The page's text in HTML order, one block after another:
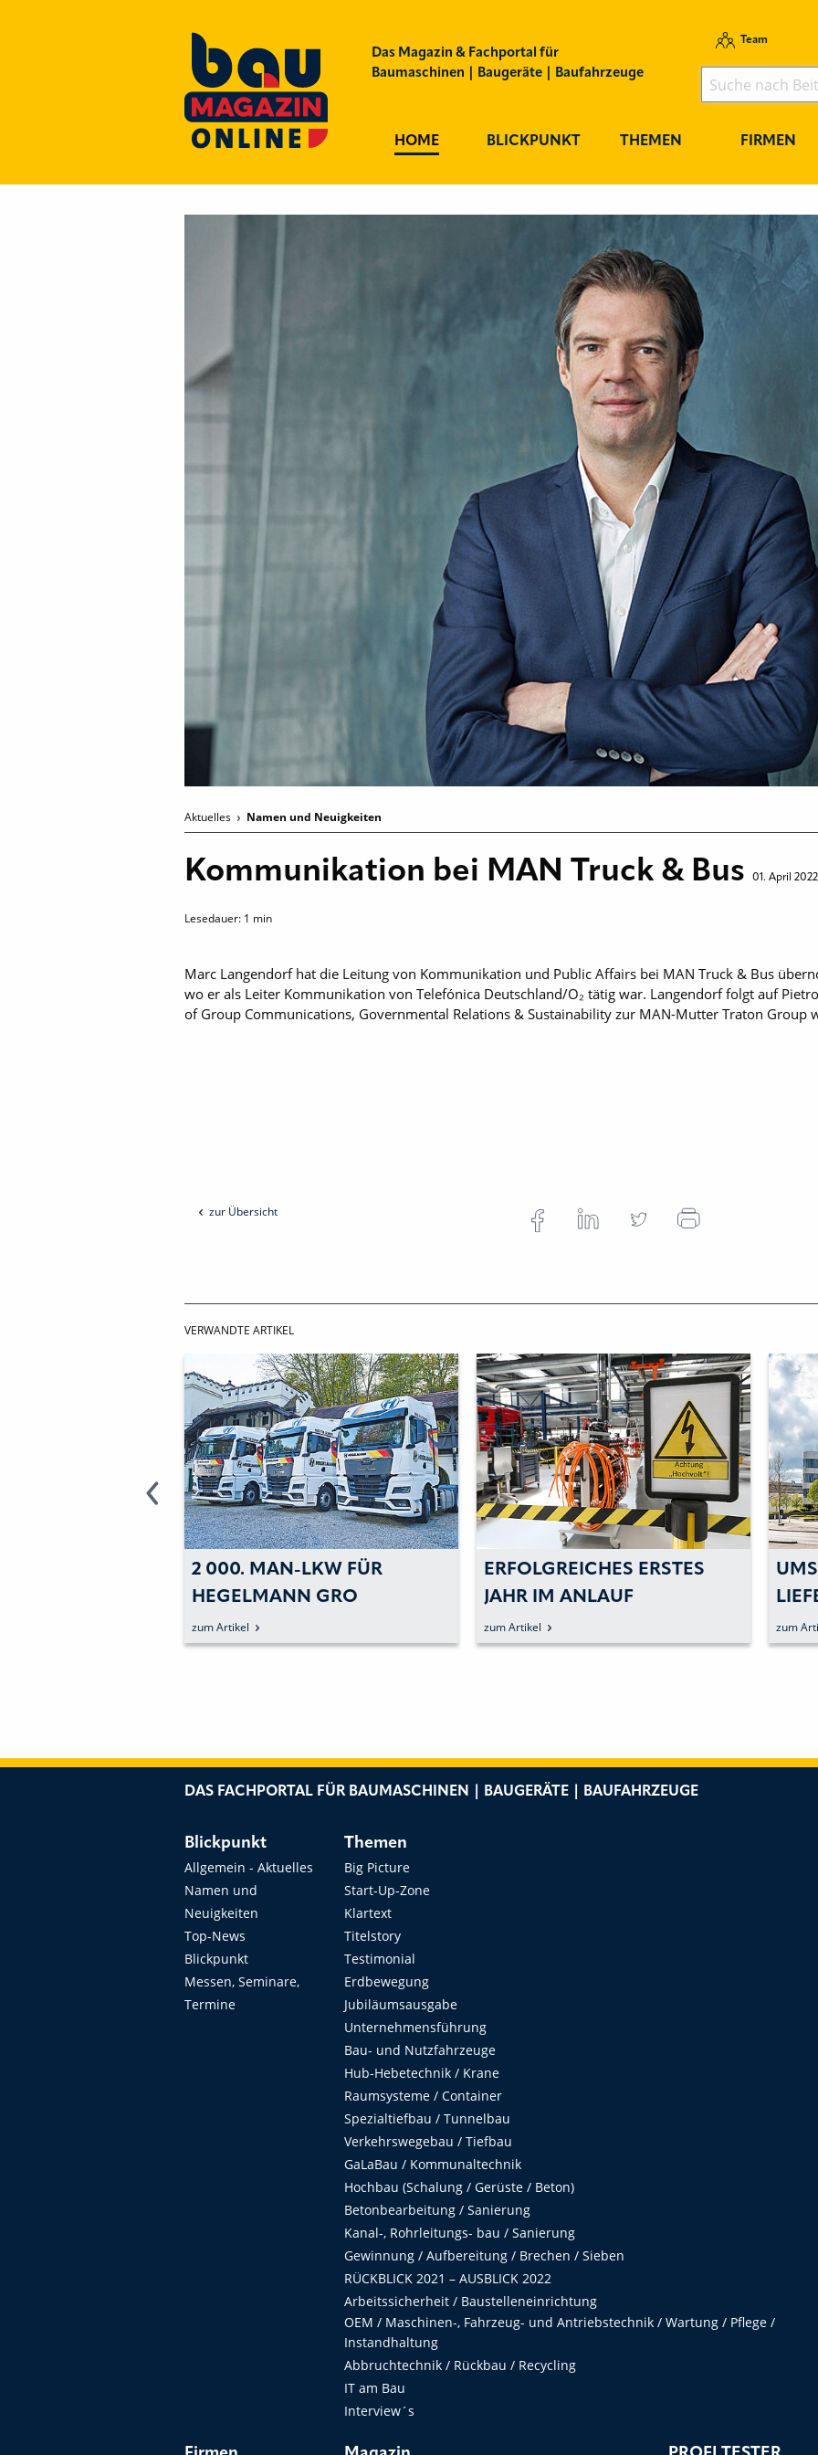
Das Magazin & Fachportal für
Baumaschinen | Baugeräte | Baufahrzeuge
Team
HOME BLICKPUNKT THEMEN FIRMEN
Aktuelles Namen und Neuigkeiten
Kommunikation bei MAN Truck & Bus 01. April 2022
Lesedauer: 1 min
Marc Langendorf hat die Leitung von Kommunikation und Public Affairs bei MAN Truck & Bus
wo er als Leiter Kommunikation von Telefónica Deutschland/O₂ tätig war. Langendorf folgt auf
of Group Communications, Governmental Relations & Sustainability zur MAN-Mutter Traton Group
zur Übersicht
VERWANDTE ARTIKEL
2 000. MAN-LKW FÜR
HEGELMANN GRO
zum Artikel
ERFOLGREICHES ERSTES
JAHR IM ANLAUF
ZUM GROSSSERIEN-E
LEKTRO-LKW
zum Artikel zum
DAS FACHPORTAL FÜR BAUMASCHINEN | BAUGERÄTE | BAUFAHRZEUGE
Blickpunkt
Allgemein - Aktuelles
Namen und
Neuigkeiten
Top-News
Blickpunkt
Messen, Seminare,
Termine
Themen
Big Picture
Start-Up-Zone
Klartext
Titelstory
Testimonial
Erdbewegung
Jubiläumsausgabe
Unternehmensführung
Bau- und Nutzfahrzeuge
Hub-Hebetechnik / Krane
Raumsysteme / Container
Spezialtiefbau / Tunnelbau
Verkehrswegebau / Tiefbau
GaLaBau / Kommunaltechnik
Hochbau (Schalung / Gerüste / Beton)
Betonbearbeitung / Sanierung
Kanal-, Rohrleitungs- bau / Sanierung
Gewinnung / Aufbereitung / Brechen / Sieben
RÜCKBLICK 2021 – AUSBLICK 2022
Arbeitssicherheit / Baustelleneinrichtung
OEM / Maschinen-, Fahrzeug- und Antriebstechnik / Wartung / Pflege /
Instandhaltung
Abbruchtechnik / Rückbau / Recycling
IT am Bau
Interview´s